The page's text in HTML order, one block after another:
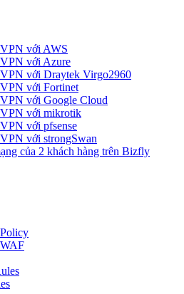
với AWS
với Azure
với Draytek Virgo2960
với Fortinet
với Google Cloud
với mikrotik
với pfsense
với strongSwan
của 2 khách hàng trên Bizfly